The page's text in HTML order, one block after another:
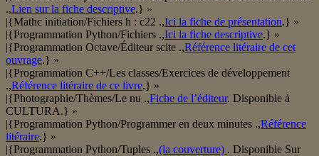
.,Lien sur la fiche descriptive.} »
|{Mathc initiation/Fichiers h : c22 .,Ici la fiche de présentation.} »
|{Programmation Python/Fichiers .,Ici la fiche descriptive.} »
|{Programmation Octave/Éditeur scite .,Référence litéraire de cet
ouvrage.} »
|{Programmation C++/Les classes/Exercices de développement
.,Référence litéraire de ce livre.} »
|{Photographie/Thèmes/Le nu .,Fiche de l’éditeur. Disponible à
CULTURA.} »
|{Programmation Python/Programmer en deux minutes .,Référence
litéraire.} »
|{Programmation Python/Tuples .,(la couverture) . Disponible Sur